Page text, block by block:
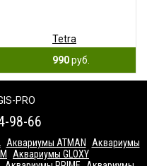
Tetra
990руб.
98-66
Аквариумы ATMAN
Аквариумы
Аквариумы GLOXY